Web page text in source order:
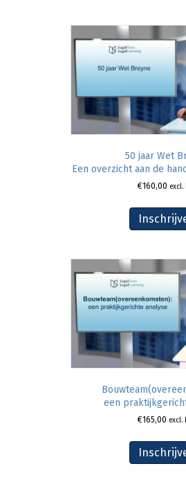
50 jaar Wet
Een overzicht aan de
€160,00 excl.
een
€165,00 excl.